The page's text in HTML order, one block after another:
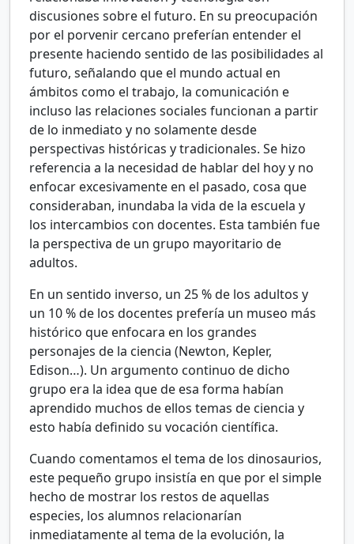
discusiones sobre el futuro. En su preocupación
por el porvenir cercano preferían entender el
presente haciendo sentido de las posibilidades al
futuro, señalando que el mundo actual en
ámbitos como el trabajo, la comunicación e
incluso las relaciones sociales funcionan a partir
de lo inmediato y no solamente desde
perspectivas históricas y tradicionales. Se hizo
referencia a la necesidad de hablar del hoy y no
enfocar excesivamente en el pasado, cosa que
consideraban, inundaba la vida de la escuela y
los intercambios con docentes. Esta también fue
la perspectiva de un grupo mayoritario de
adultos.
En un sentido inverso, un 25% de los adultos y
un 10% de los docentes prefería un museo más
histórico que enfocara en los grandes
personajes de la ciencia (Newton, Kepler,
Edison…). Un argumento continuo de dicho
grupo era la idea que de esa forma habían
aprendido muchos de ellos temas de ciencia y
esto había definido su vocación científica.
Cuando comentamos el tema de los dinosaurios,
este pequeño grupo insistía en que por el simple
hecho de mostrar los restos de aquellas
especies, los alumnos relacionarían
inmediatamente al tema de la evolución, la